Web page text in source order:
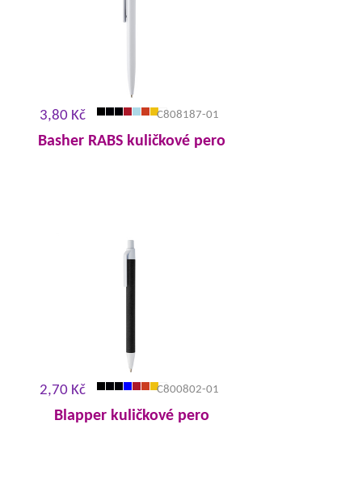
3,80 Kč C808187-01
Basher RABS kuličkové pero
2,70 Kč C800802-01
Blapper kuličkové pero